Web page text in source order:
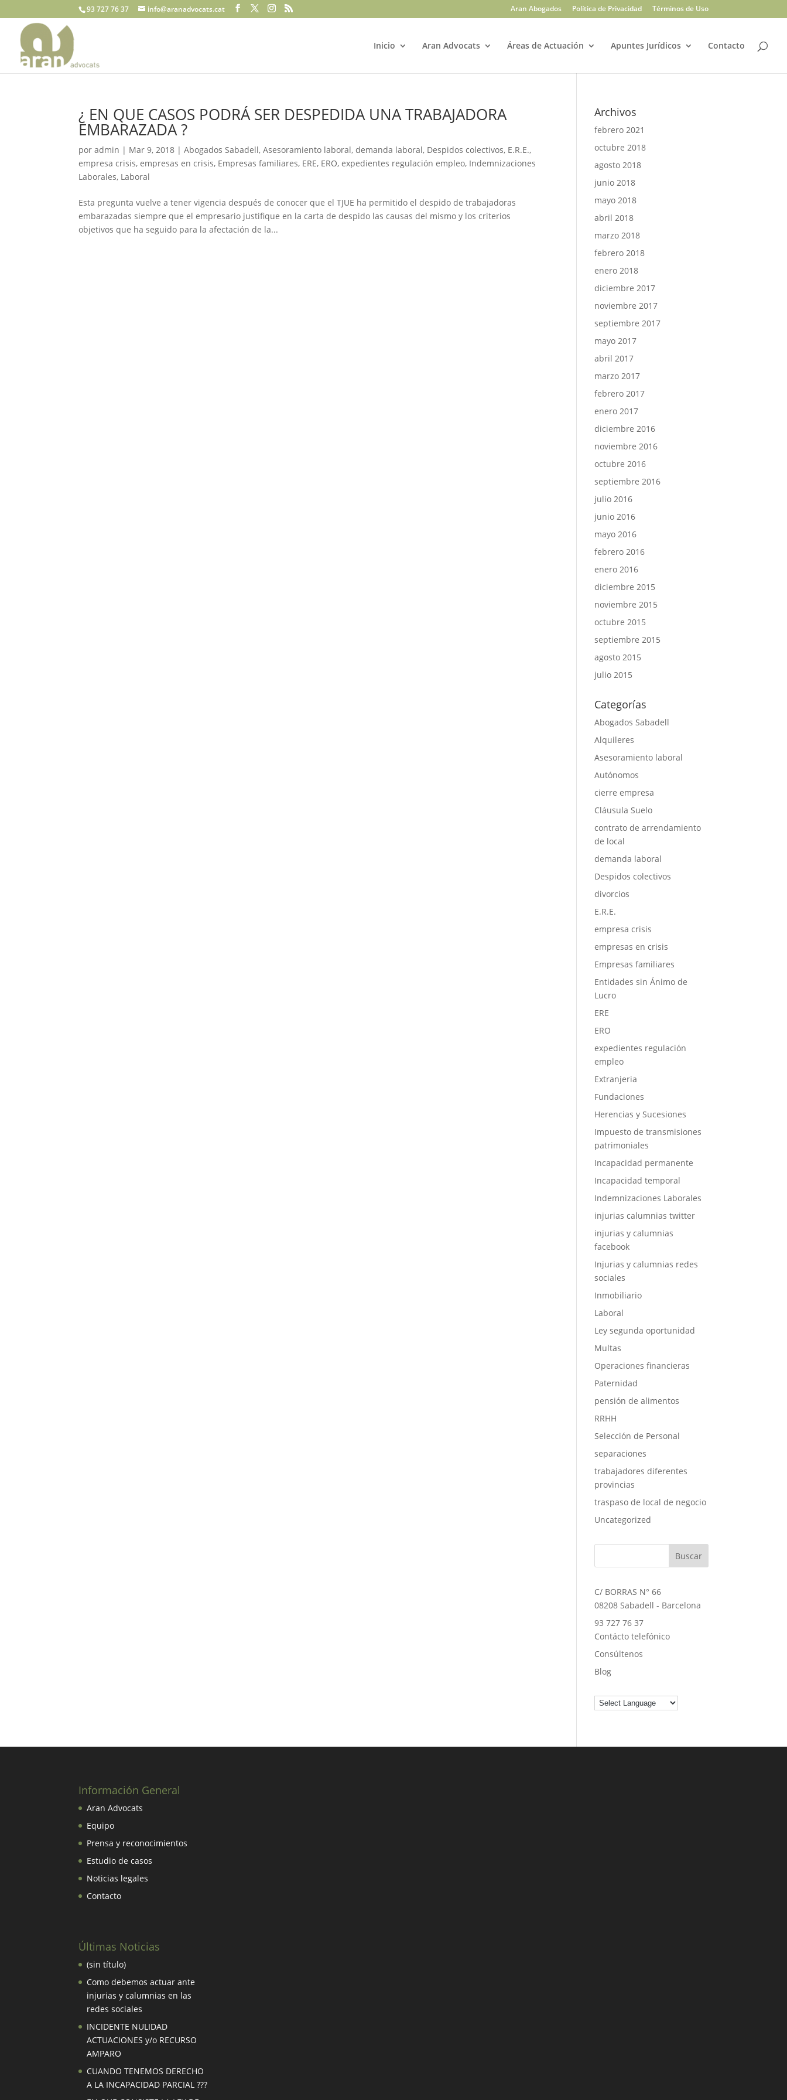
93 727 76 37 info@aranadvocats.cat Aran Abogados Política de Privacidad Términos de Uso
Inicio Aran Advocats Áreas de Actuación Apuntes Jurídicos Contacto
¿ EN QUE CASOS PODRÁ SER DESPEDIDA UNA TRABAJADORA
EMBARAZADA ?
poradmin | Mar 9, 2018 |Abogados Sabadell,Asesoramiento laboral,demanda laboral, Despidos colectivos, E.R.E.,
empresa crisis,empresas en crisis, Empresas familiares, ERE, ERO,expedientes regulación empleo, Indemnizaciones
Laborales, Laboral
Esta pregunta vuelve a tener vigencia después de conocer que el TJUE ha permitido el despido de trabajadoras
embarazadas siempre que el empresario justifique en la carta de despido las causas del mismo y los criterios
objetivos que ha seguido para la afectación de la...
Archivos
febrero 2021
octubre 2018
agosto 2018
junio 2018
mayo 2018
abril 2018
marzo 2018
febrero 2018
enero 2018
diciembre 2017
noviembre 2017
septiembre 2017
mayo 2017
abril 2017
marzo 2017
febrero 2017
enero 2017
diciembre 2016
noviembre 2016
octubre 2016
septiembre 2016
julio 2016
junio 2016
mayo 2016
febrero 2016
enero 2016
diciembre 2015
noviembre 2015
octubre 2015
septiembre 2015
agosto 2015
julio 2015
Categorías
Abogados Sabadell
Alquileres
Asesoramiento laboral
Autónomos
cierre empresa
Cláusula Suelo
contrato de arrendamiento
de local
demanda laboral
Despidos colectivos
divorcios
E.R.E.
empresa crisis
empresas en crisis
Empresas familiares
Entidades sin Ánimo de
Lucro
ERE
ERO
expedientes regulación
empleo
Extranjeria
Fundaciones
Herencias y Sucesiones
Impuesto de transmisiones
patrimoniales
Incapacidad permanente
Incapacidad temporal
Indemnizaciones Laborales
injurias calumnias twitter
injurias y calumnias
facebook
Injurias y calumnias redes
sociales
Inmobiliario
Laboral
Ley segunda oportunidad
Multas
Operaciones financieras
Paternidad
pensión de alimentos
RRHH
Selección de Personal
separaciones
trabajadores diferentes
provincias
traspaso de local de negocio
Uncategorized
C/ BORRAS N° 66
08208 Sabadell - Barcelona
93 727 76 37
Contácto telefónico
Consúltenos
Blog
Información General
Aran Advocats
Equipo
Prensa y reconocimientos
Estudio de casos
Noticias legales
Contacto
Últimas Noticias
(sin título)
Como debemos actuar ante
injurias y calumnias en las
redes sociales
INCIDENTE NULIDAD
ACTUACIONES y/o RECURSO
AMPARO
CUANDO TENEMOS DERECHO
A LA INCAPACIDAD PARCIAL ???